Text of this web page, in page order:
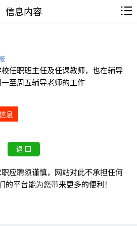
信息内容
任职班主任及任课教师，也在辅导
至周五辅导老师的工作
息
应聘须谨慎，网站对此不承担任何
平台能为您带来更多的便利！